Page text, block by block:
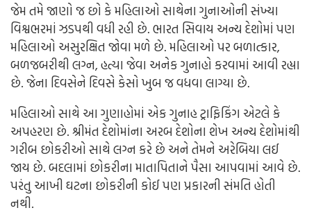
જેમ તમે જાણો જ છો કે મહિલાઓ સાથેના ગુનાઓની સંખ્યા
વિશ્વભરમાં ઝડપથી વધી રહી છે. ભારત સિવાય અન્ય દેશોમાં પણ
મહિલાઓ અસુરક્ષિત જોવા મળે છે. મહિલાઓ પર બળાત્કાર,
બળજબરીથી લગ્ન, હત્યા જેવા અનેક ગુનાહો કરવામાં આવી રહ્યા
છે. જેના દિવસેને દિવસે કેસો ખુબ જ વધવા લાગ્યા છે.
મહિલાઓ સાથે આ ગુણાહોમાં એક ગુનાહ ટ્રાફિકિંગ એટલે કે
અપહરણ છે. શ્રીમંત દેશોમાંના અરબ દેશોના શેખ અન્ય દેશોમાંથી
ગરીબ છોકરીઓ સાથે લગ્ન કરે છે અને તેમને અરેબિયા લઈ
જાય છે. બદલામાં છોકરીના માતાપિતાને પૈસા આપવામાં આવે છે.
પરંતુ આખી ઘટના છોકરીની કોઈ પણ પ્રકારની સંમતિ હોતી
નથી.